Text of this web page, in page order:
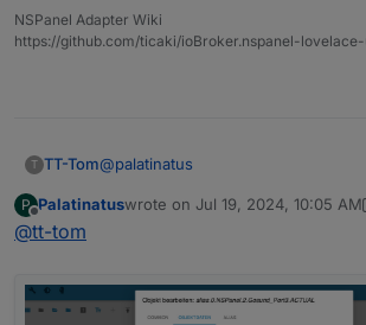
NSPanel Adapter Wiki
https://github.com/ticaki/ioBroker.nspanel-
T TT-Tom@palatinatus
da steht dochtrue schon drin.
P
Offline
Palatinatuswrote on Jul 19, 2024, 10:05 AM
last edited by PalatinatusJul 19,
@tt-tom